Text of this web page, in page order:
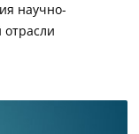
научно-
отрасли